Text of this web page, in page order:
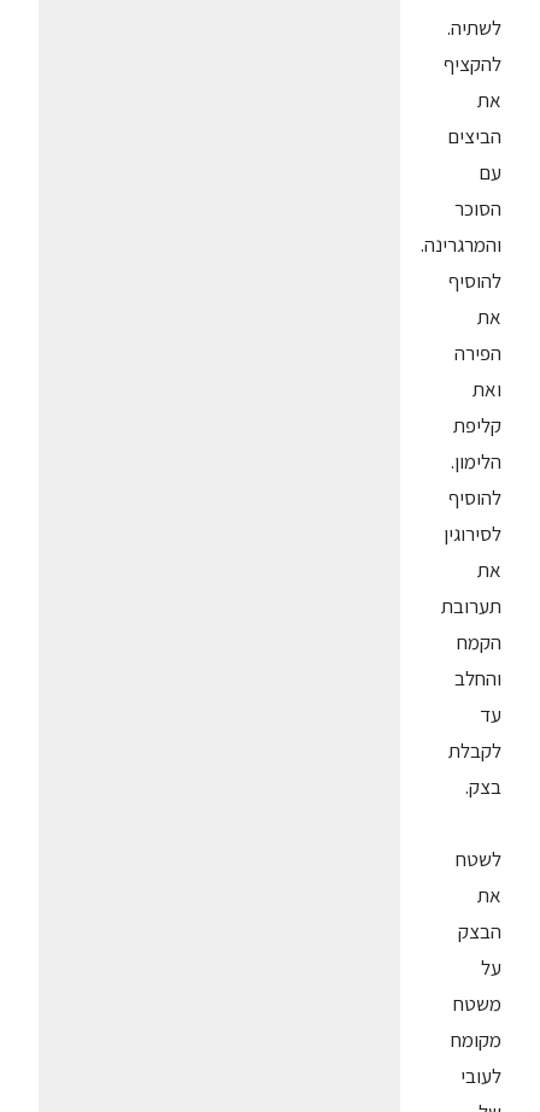
לשתיה.
להקציף
את
הביצים
עם
הסוכר
והמרגרינה.
להוסיף
את
הפירה
ואת
קליפת
הלימון.
להוסיף
לסירוגין
את
תערובת
הקמח
והחלב
עד
לקבלת
בצק.
לשטח
את
הבצק
על
משטח
מקומח
לעובי